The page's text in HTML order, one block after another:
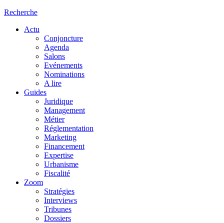
Recherche
Actu
Conjoncture
Agenda
Salons
Evénements
Nominations
A lire
Guides
Juridique
Management
Métier
Réglementation
Marketing
Financement
Expertise
Urbanisme
Fiscalité
Zoom
Stratégies
Interviews
Tribunes
Dossiers